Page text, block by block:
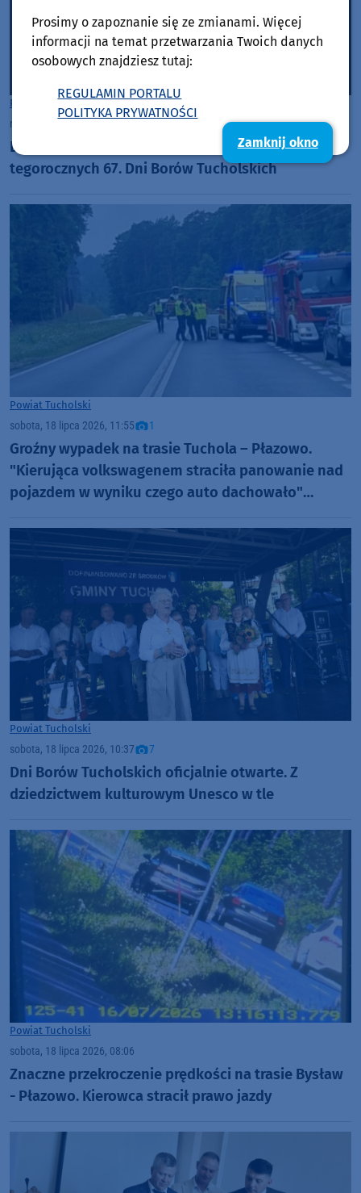
Powiat Tucholski
niedziela, 19 lipca 2026, 12:18
Dzisiaj (19.07) w Tucholi koncertowe zakończenie
tegorocznych 67. Dni Borów Tucholskich
Powiat Tucholski
sobota, 18 lipca 2026, 11:55 1
Groźny wypadek na trasie Tuchola – Płazowo.
"Kierująca volkswagenem straciła panowanie nad
pojazdem w wyniku czego auto dachowało"
Powiat Tucholski
sobota, 18 lipca 2026, 10:37 7
Dni Borów Tucholskich oficjalnie otwarte. Z
dziedzictwem kulturowym Unesco w tle
Powiat Tucholski
sobota, 18 lipca 2026, 08:06
Znaczne przekroczenie prędkości na trasie Bysław
- Płazowo. Kierowca stracił prawo jazdy
Prosimy o zapoznanie się ze zmianami. Więcej
informacji na temat przetwarzania Twoich danych
osobowych znajdziesz tutaj:
REGULAMIN PORTALU
POLITYKA PRYWATNOŚCI
Zamknij okno